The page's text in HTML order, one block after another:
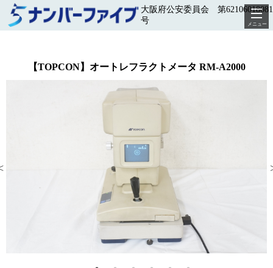
大阪府公安委員会 第
号
メニュー
【TOPCON】オートレフラクトメータ RM-A2000